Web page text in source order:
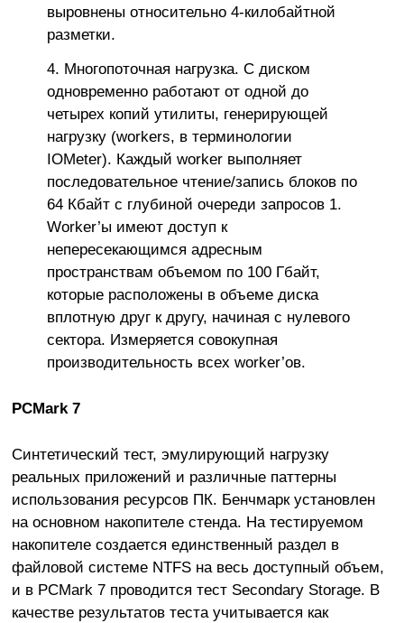
выровнены относительно 4-килобайтной
разметки.
Многопоточная нагрузка. С диском
одновременно работают от одной до
четырех копий утилиты, генерирующей
нагрузку (workers, в терминологии
IOMeter). Каждый worker выполняет
последовательное чтение/запись блоков по
64 Кбайт с глубиной очереди запросов 1.
Worker’ы имеют доступ к
непересекающимся адресным
пространствам объемом по 100 Гбайт,
которые расположены в объеме диска
вплотную друг к другу, начиная с нулевого
сектора. Измеряется совокупная
производительность всех worker’ов.
PCMark 7
Синтетический тест, эмулирующий нагрузку
реальных приложений и различные паттерны
использования ресурсов ПК. Бенчмарк установлен
на основном накопителе стенда. На тестируемом
накопителе создается единственный раздел в
файловой системе NTFS на весь доступный объем,
и в PCMark 7 проводится тест Secondary Storage. В
качестве результатов теста учитывается как